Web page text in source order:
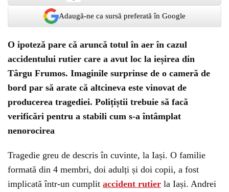
Adaugă-ne ca sursă preferată în Google
O ipoteză pare că aruncă totul în aer în cazul
accidentului rutier care a avut loc la ieșirea din
Târgu Frumos. Imaginile surprinse de o cameră de
bord par să arate că altcineva este vinovat de
producerea tragediei. Polițiștii trebuie să facă
verificări pentru a stabili cum s-a întâmplat
nenorocirea
Tragedie greu de descris în cuvinte, la Iași. O familie
formată din 4 membri, doi adulți și doi copii, a fost
implicată într-un cumplit accident rutier la Iași. Andrei